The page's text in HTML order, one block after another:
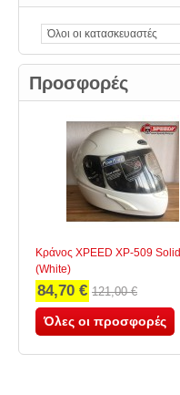
Προσφορές
Κράνος XPEED XP-509 Solid
(White)
84,70 € 121,00 €
Όλες οι προσφορές